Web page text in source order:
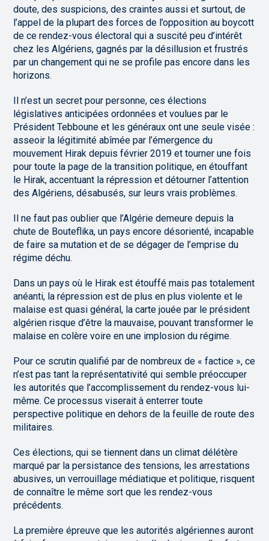
doute, des suspicions, des craintes aussi et surtout, de
l’appel de la plupart des forces de l’opposition au boycott
de ce rendez-vous électoral qui a suscité peu d’intérêt
chez les Algériens, gagnés par la désillusion et frustrés
par un changement qui ne se profile pas encore dans les
horizons.
Il n’est un secret pour personne, ces élections
législatives anticipées ordonnées et voulues par le
Président Tebboune et les généraux ont une seule visée :
asseoir la légitimité abîmée par l’émergence du
mouvement Hirak depuis février 2019 et tourner une fois
pour toute la page de la transition politique, en étouffant
le Hirak, accentuant la répression et détourner l’attention
des Algériens, désabusés, sur leurs vrais problèmes.
Il ne faut pas oublier que l’Algérie demeure depuis la
chute de Bouteflika, un pays encore désorienté, incapable
de faire sa mutation et de se dégager de l’emprise du
régime déchu.
Dans un pays où le Hirak est étouffé mais pas totalement
anéanti, la répression est de plus en plus violente et le
malaise est quasi général, la carte jouée par le président
algérien risque d’être la mauvaise, pouvant transformer le
malaise en colère voire en une implosion du régime.
Pour ce scrutin qualifié par de nombreux de « factice », ce
n’est pas tant la représentativité qui semble préoccuper
les autorités que l’accomplissement du rendez-vous lui-
même. Ce processus viserait à enterrer toute
perspective politique en dehors de la feuille de route des
militaires.
Ces élections, qui se tiennent dans un climat délétère
marqué par la persistance des tensions, les arrestations
abusives, un verrouillage médiatique et politique, risquent
de connaître le même sort que les rendez-vous
précédents.
La première épreuve que les autorités algériennes auront